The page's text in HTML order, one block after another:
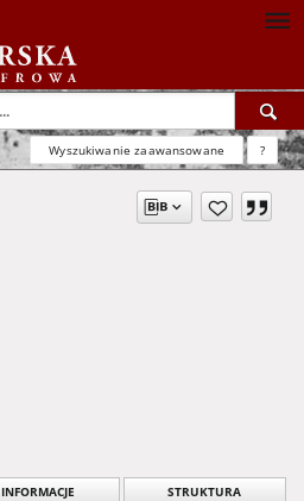
Wyszukiwanie zaawansowane ?
INFORMACJE STRUKTURA